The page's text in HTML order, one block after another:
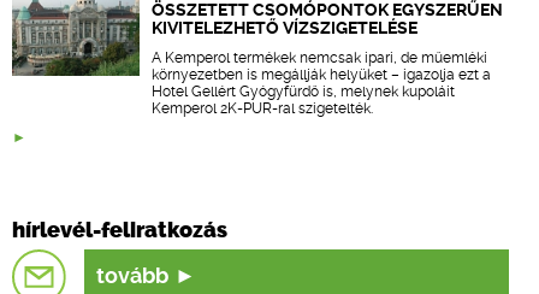
ÖSSZETETT CSOMÓPONTOK EGYSZERŰEN
KIVITELEZHETŐ VÍZSZIGETELÉSE
A Kemperol termékek nemcsak ipari, de műemléki
környezetben is megállják helyüket – igazolja ezt a
Hotel Gellért Gyógyfürdő is, melynek kupoláit
Kemperol 2K-PUR-ral szigetelték.
hírlevél-feliratkozás
tovább